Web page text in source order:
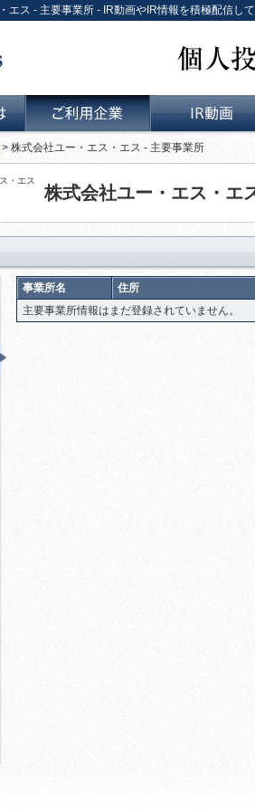
エス - 主要事業所 - IR動画やIR情報を積極配信し
ご利用企業 IR動画
> 株式会社ユー・エス・エス - 主要事業所
株式会社ユー・エス・エ
事業所名
住所
主要事業所情報はまだ登録されていません。